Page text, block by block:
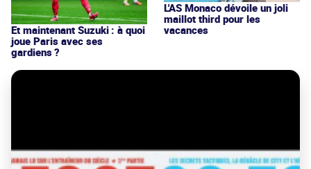
Et maintenant Suzuki : à quoi
joue Paris avec ses
gardiens ?
L'AS Monaco dévoile un joli
maillot third pour les
vacances